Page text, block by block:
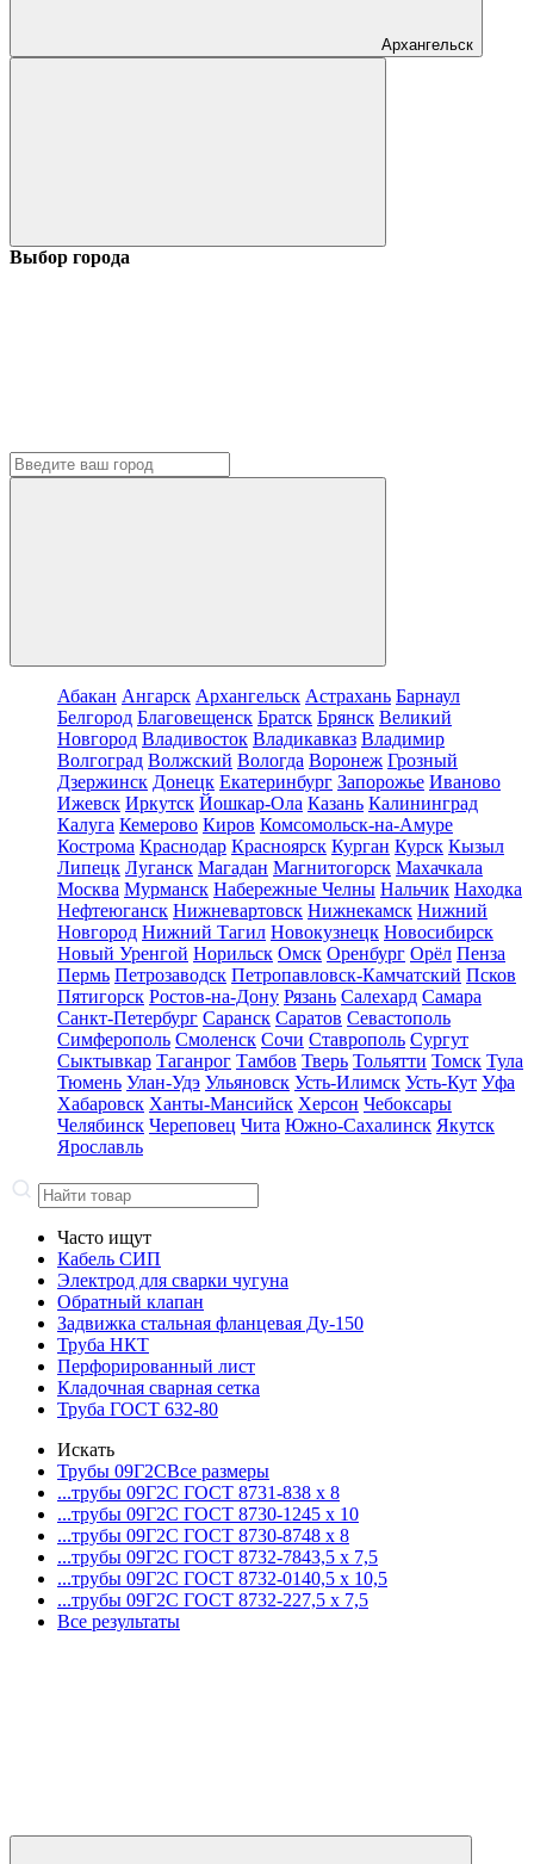
Архангельск
Выбор города
Абакан Ангарск Архангельск Астрахань Барнаул
Белгород Благовещенск Братск Брянск Великий
Новгород Владивосток Владикавказ Владимир
Волгоград Волжский Вологда Воронеж Грозный
Дзержинск Донецк Екатеринбург Запорожье Иваново
Ижевск Иркутск Йошкар-Ола Казань Калининград
Калуга Кемерово Киров Комсомольск-на-Амуре
Кострома Краснодар Красноярск Курган Курск Кызыл
Липецк Луганск Магадан Магнитогорск Махачкала
Москва Мурманск Набережные Челны Нальчик Находка
Нефтеюганск Нижневартовск Нижнекамск Нижний
Новгород Нижний Тагил Новокузнецк Новосибирск
Новый Уренгой Норильск Омск Оренбург Орёл Пенза
Пермь Петрозаводск Петропавловск-Камчатский Псков
Пятигорск Ростов-на-Дону Рязань Салехард Самара
Санкт-Петербург Саранск Саратов Севастополь
Симферополь Смоленск Сочи Ставрополь Сургут
Сыктывкар Таганрог Тамбов Тверь Тольятти Томск Тула
Тюмень Улан-Удэ Ульяновск Усть-Илимск Усть-Кут Уфа
Хабаровск Ханты-Мансийск Херсон Чебоксары
Челябинск Череповец Чита Южно-Сахалинск Якутск
Ярославль
Часто ищут
Кабель СИП
Электрод для сварки чугуна
Обратный клапан
Задвижка стальная фланцевая Ду-150
Труба НКТ
Перфорированный лист
Кладочная сварная сетка
Труба ГОСТ 632-80
Искать
Трубы 09Г2СВсе размеры
...трубы 09Г2С ГОСТ 8731-838 x 8
...трубы 09Г2С ГОСТ 8730-1245 x 10
...трубы 09Г2С ГОСТ 8730-8748 x 8
...трубы 09Г2С ГОСТ 8732-7843,5 x 7,5
...трубы 09Г2С ГОСТ 8732-0140,5 x 10,5
...трубы 09Г2С ГОСТ 8732-227,5 x 7,5
Все результаты